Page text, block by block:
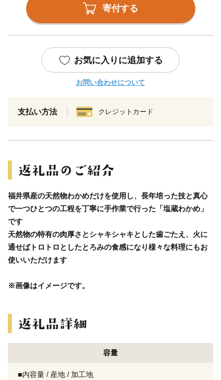
寄付する
お気に入りに追加する
お問い合わせについて
支払い方法 クレジットカード
福井県産の天然物わかめだけを使用し、長年培った技と真心
で一つひとつの工程を丁寧に手作業で行った「塩蔵わかめ」
です
天然物の特有の肉厚さとシャキシャキとした歯ごたえ、火に
通せばトロトロとしたとろみの食感になり様々な料理にもお
使いいただけます
※画像はイメージです。
容量
■内容量 / 産地 / 加工地